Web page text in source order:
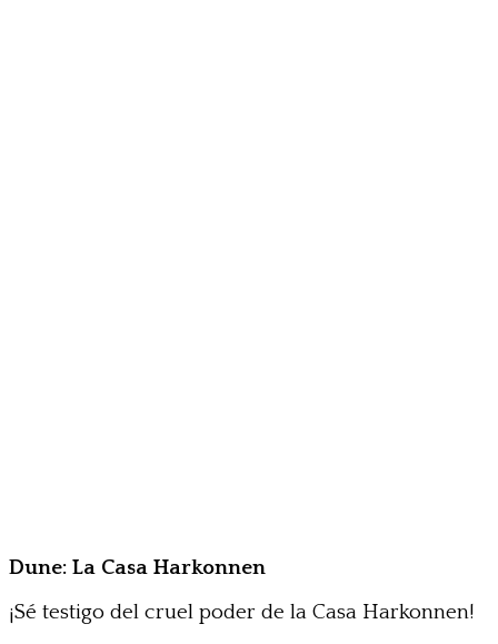
Dune: La Casa Harkonnen
¡Sé testigo del cruel poder de la Casa Harkonnen!